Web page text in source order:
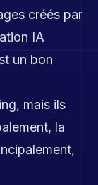
créés par
IA
un bon
mais ils
la